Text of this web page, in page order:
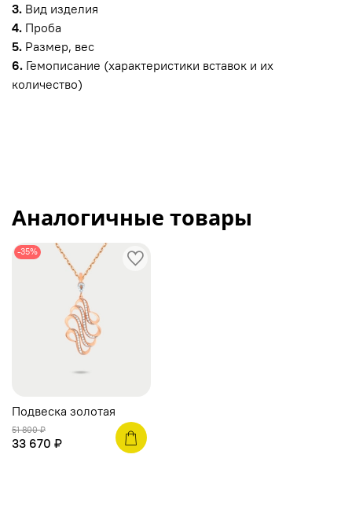
3. Вид изделия
4. Проба
5. Размер, вес
6. Гемописание (характеристики вставок и их
количество)
Аналогичные товары
-35%
Подвеска золотая
51 800 ₽
33 670 ₽